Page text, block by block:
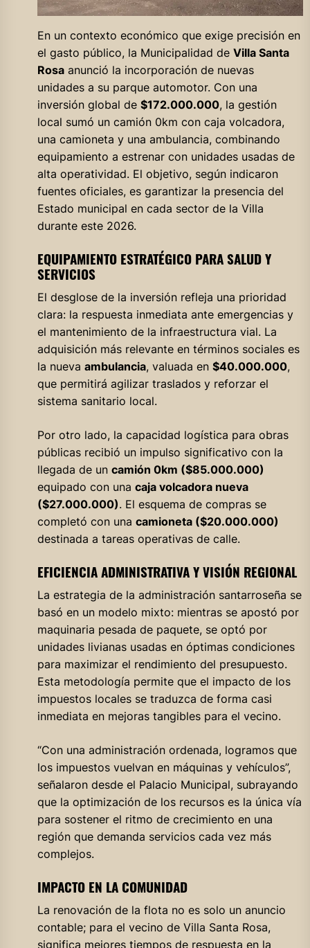
En un contexto económico que exige precisión en
el gasto público, la Municipalidad de Villa Santa
Rosaanunció la incorporación de nuevas
unidades a su parque automotor. Con una
inversión global de $172.000.000, la gestión
local sumó un camión 0km con caja volcadora,
una camioneta y una ambulancia, combinando
equipamiento a estrenar con unidades usadas de
alta operatividad. El objetivo, según indicaron
fuentes oficiales, es garantizar la presencia del
Estado municipal en cada sector de la Villa
durante este 2026.
EQUIPAMIENTO ESTRATÉGICO PARA SALUD Y
SERVICIOS
El desglose de la inversión refleja una prioridad
clara: la respuesta inmediata ante emergencias y
el mantenimiento de la infraestructura vial. La
adquisición más relevante en términos sociales es
la nueva ambulancia, valuada en $40.000.000,
que permitirá agilizar traslados y reforzar el
sistema sanitario local.
Por otro lado, la capacidad logística para obras
públicas recibió un impulso significativo con la
llegada de un camión 0km ($85.000.000)
equipado con una caja volcadora nueva
($27.000.000). El esquema de compras se
completó con una camioneta ($20.000.000)
destinada a tareas operativas de calle.
EFICIENCIA ADMINISTRATIVA Y VISIÓN REGIONAL
La estrategia de la administración santarroseña se
basó en un modelo mixto: mientras se apostó por
maquinaria pesada de paquete, se optó por
unidades livianas usadas en óptimas condiciones
para maximizar el rendimiento del presupuesto.
Esta metodología permite que el impacto de los
impuestos locales se traduzca de forma casi
inmediata en mejoras tangibles para el vecino.
“Con una administración ordenada, logramos que
los impuestos vuelvan en máquinas y vehículos”,
señalaron desde el Palacio Municipal, subrayando
que la optimización de los recursos es la única vía
para sostener el ritmo de crecimiento en una
región que demanda servicios cada vez más
complejos.
IMPACTO EN LA COMUNIDAD
La renovación de la flota no es solo un anuncio
contable; para el vecino de Villa Santa Rosa,
significa mejores tiempos de respuesta en la